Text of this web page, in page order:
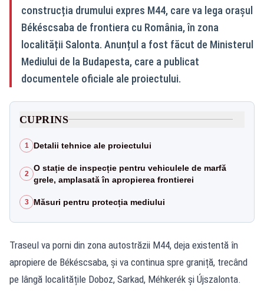
construcția drumului expres M44, care va lega orașul
Békéscsaba de frontiera cu România, în zona
localității Salonta. Anunțul a fost făcut de Ministerul
Mediului de la Budapesta, care a publicat
documentele oficiale ale proiectului.
CUPRINS
1 Detalii tehnice ale proiectului
2
O stație de inspecție pentru vehiculele de marfă
grele, amplasată în apropierea frontierei
3 Măsuri pentru protecția mediului
Traseul va porni din zona autostrăzii M44, deja existentă în
apropiere de Békéscsaba, și va continua spre graniță, trecând
pe lângă localitățile Doboz, Sarkad, Méhkerék și Újszalonta.